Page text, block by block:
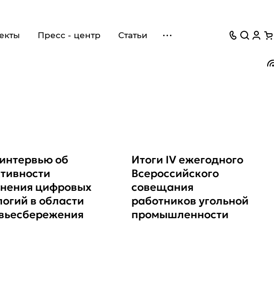
Пресс - центр Статьи
об
цифровых
в области
Итоги IV ежегодного
Всероссийского
совещания
работников угольной
промышленности